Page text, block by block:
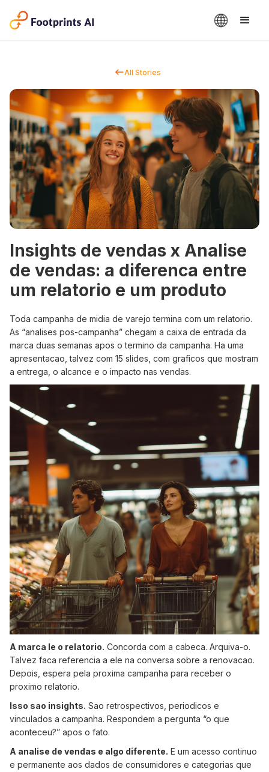
All Stories
Insights de vendas x Analise
de vendas: a diferenca entre
um relatorio e um produto
Toda campanha de midia de varejo termina com um relatorio.
As “analises pos-campanha” chegam a caixa de entrada da
marca duas semanas apos o termino da campanha. Ha uma
apresentacao, talvez com 15 slides, com graficos que mostram
a entrega, o alcance e o impacto nas vendas.
A marca le o relatorio. Concorda com a cabeca. Arquiva-o.
Talvez faca referencia a ele na conversa sobre a renovacao.
Depois, espera pela proxima campanha para receber o
proximo relatorio.
Isso sao insights. Sao retrospectivos, periodicos e
vinculados a campanha. Respondem a pergunta “o que
aconteceu?” apos o fato.
A analise de vendas e algo diferente. E um acesso continuo
e permanente aos dados de consumidores e categorias que